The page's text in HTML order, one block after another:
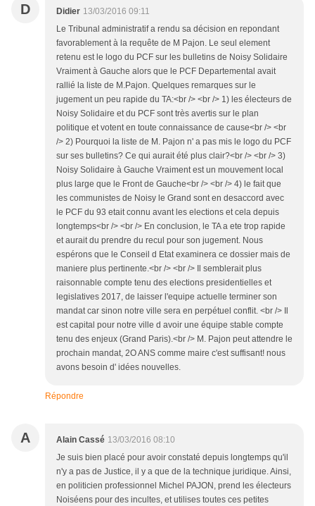
D Didier 13/03/2016 09:11
Le Tribunal administratif a rendu sa décision en repondant
favorablement à la requête de M Pajon. Le seul element
retenu est le logo du PCF sur les bulletins de Noisy Solidaire
Vraiment à Gauche alors que le PCF Departemental avait
rallié la liste de M.Pajon. Quelques remarques sur le
jugement un peu rapide du TA:<br /> <br /> 1) les électeurs de
Noisy Solidaire et du PCF sont très avertis sur le plan
politique et votent en toute connaissance de cause<br /> <br
/> 2) Pourquoi la liste de M. Pajon n' a pas mis le logo du PCF
sur ses bulletins? Ce qui aurait été plus clair?<br /> <br /> 3)
Noisy Solidaire à Gauche Vraiment est un mouvement local
plus large que le Front de Gauche<br /> <br /> 4) le fait que
les communistes de Noisy le Grand sont en desaccord avec
le PCF du 93 etait connu avant les elections et cela depuis
longtemps<br /> <br /> En conclusion, le TA a ete trop rapide
et aurait du prendre du recul pour son jugement. Nous
espérons que le Conseil d Etat examinera ce dossier mais de
maniere plus pertinente.<br /> <br /> Il semblerait plus
raisonnable compte tenu des elections presidentielles et
legislatives 2017, de laisser l'equipe actuelle terminer son
mandat car sinon notre ville sera en perpétuel conflit. <br /> Il
est capital pour notre ville d avoir une équipe stable compte
tenu des enjeux (Grand Paris).<br /> M. Pajon peut attendre le
prochain mandat, 2O ANS comme maire c'est suffisant! nous
avons besoin d' idées nouvelles.
Répondre
A Alain Cassé 13/03/2016 08:10
Je suis bien placé pour avoir constaté depuis longtemps qu'il
n'y a pas de Justice, il y a que de la technique juridique. Ainsi,
en politicien professionnel Michel PAJON, prend les électeurs
Noiséens pour des incultes, et utilises toutes ces petites